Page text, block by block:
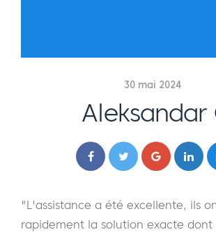
30 mai 2024
Aleksandar
"L'assistance a été excellente, ils
rapidement la solution exacte dont